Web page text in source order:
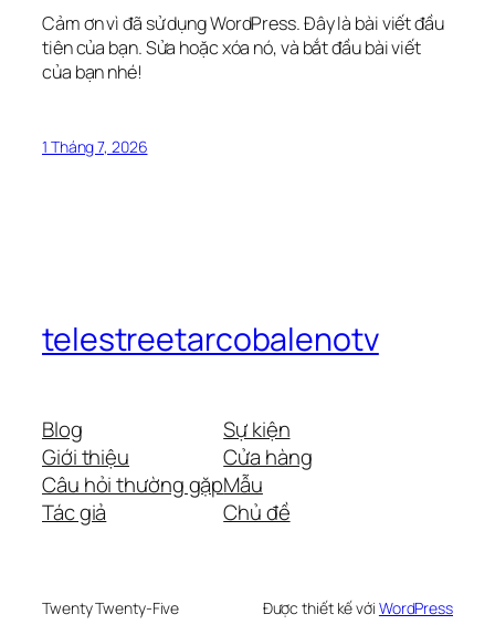
Cảm ơn vì đã sử dụng WordPress. Đây là bài viết đầu
tiên của bạn. Sửa hoặc xóa nó, và bắt đầu bài viết
của bạn nhé!
1 Tháng 7, 2026
telestreetarcobalenotv
Blog
Giới thiệu
Câu hỏi thường gặp
Tác giả
Sự kiện
Cửa hàng
Mẫu
Chủ đề
Twenty Twenty-Five Được thiết kế với WordPress